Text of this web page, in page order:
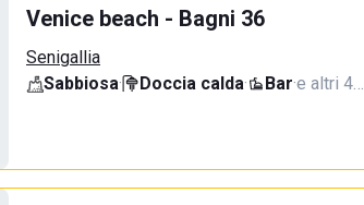
Venice beach - Bagni 36
Senigallia
Sabbiosa· Doccia calda· Bar·e altri 4…